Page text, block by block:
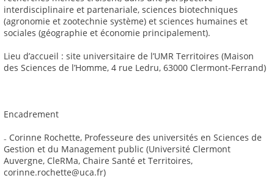
interdisciplinaire et partenariale, sciences biotechniques
(agronomie et zootechnie système) et sciences humaines et
sociales (géographie et économie principalement).
Lieu d’accueil : site universitaire de l’UMR Territoires (Maison
des Sciences de l’Homme, 4 rue Ledru, 63000 Clermont-Ferrand)
Encadrement
₋ Corinne Rochette, Professeure des universités en Sciences de
Gestion et du Management public (Université Clermont
Auvergne, CleRMa, Chaire Santé et Territoires,
corinne.rochette@uca.fr)